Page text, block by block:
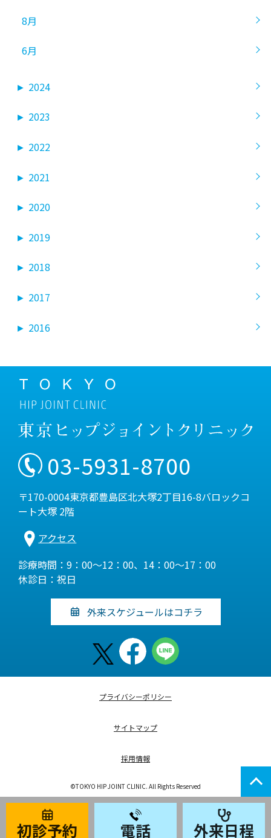
8月
6月
► 2024
► 2023
► 2022
► 2021
► 2020
► 2019
► 2018
► 2017
► 2016
03-5931-8700
〒170-0004東京都豊島区北大塚2丁目16-8バロックコ
ート大塚 2階
アクセス
診療時間：9：00～12：00、14：00～17：00
休診日：祝日
外来スケジュールはコチラ
プライバシーポリシー
サイトマップ
採用情報
©TOKYO HIP JOINT CLINIC. All Rights Reserved
初診予約 電話 外来日程